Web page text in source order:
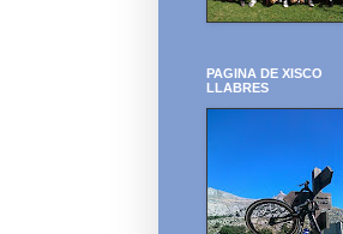
PAGINA DE XISCO
LLABRES